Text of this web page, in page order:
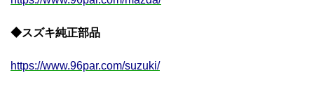
◆スズキ純正部品
https://www.96par.com/suzuki/